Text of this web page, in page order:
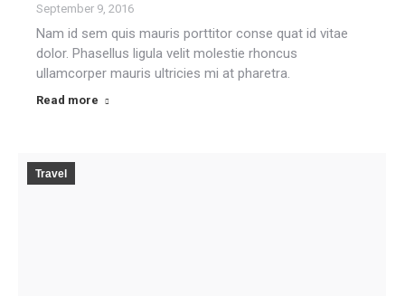
September 9, 2016
Nam id sem quis mauris porttitor conse quat id vitae
dolor. Phasellus ligula velit molestie rhoncus
ullamcorper mauris ultricies mi at pharetra.
Read more
Travel